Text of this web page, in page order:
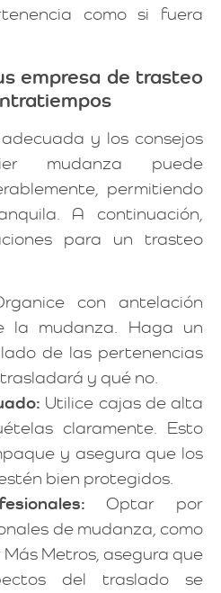
como si fuera
empresa de trasteo
y los consejos
mudanza puede
permitiendo
A continuación,
para un trasteo
con antelación
la mudanza. Haga un
de las pertenencias
y qué no.
Utilice cajas de alta
claramente. Esto
y asegura que los
bien protegidos.
Optar por
de mudanza, como
Metros, asegura que
del traslado se